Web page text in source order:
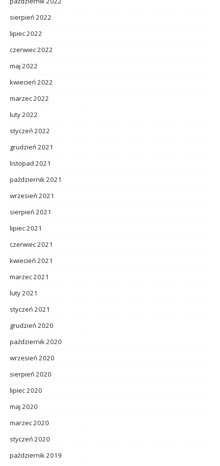
sierpień 2022
lipiec 2022
czerwiec 2022
maj 2022
kwiecień 2022
marzec 2022
luty 2022
styczeń 2022
grudzień 2021
listopad 2021
październik 2021
wrzesień 2021
sierpień 2021
lipiec 2021
czerwiec 2021
kwiecień 2021
marzec 2021
luty 2021
styczeń 2021
grudzień 2020
październik 2020
wrzesień 2020
sierpień 2020
lipiec 2020
maj 2020
marzec 2020
styczeń 2020
październik 2019